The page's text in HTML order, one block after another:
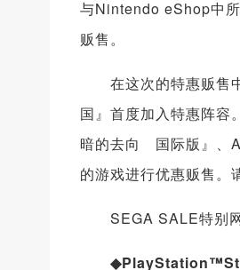
与Nintendo eShop中
贩售。
在这次的特惠贩售中
国』首度加入特惠阵
暗的去向 国际版』、
的游戏进行优惠贩售。
SEGA SALE特别网